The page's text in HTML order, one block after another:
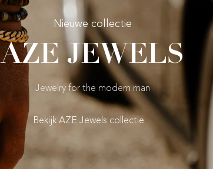
Nieuwe collectie
AZE JEWELS
Jewelry for the modern man
Bekijk AZE Jewels collectie